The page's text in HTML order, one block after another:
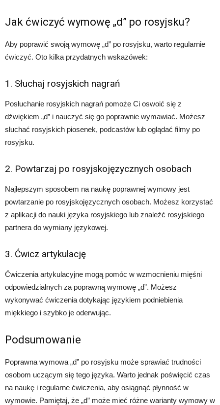
Jak ćwiczyć wymowę „d” po rosyjsku?
Aby poprawić swoją wymowę „d” po rosyjsku, warto regularnie
ćwiczyć. Oto kilka przydatnych wskazówek:
1. Słuchaj rosyjskich nagrań
Posłuchanie rosyjskich nagrań pomoże Ci oswoić się z
dźwiękiem „d” i nauczyć się go poprawnie wymawiać. Możesz
słuchać rosyjskich piosenek, podcastów lub oglądać filmy po
rosyjsku.
2. Powtarzaj po rosyjskojęzycznych osobach
Najlepszym sposobem na naukę poprawnej wymowy jest
powtarzanie po rosyjskojęzycznych osobach. Możesz korzystać
z aplikacji do nauki języka rosyjskiego lub znaleźć rosyjskiego
partnera do wymiany językowej.
3. Ćwicz artykulację
Ćwiczenia artykulacyjne mogą pomóc w wzmocnieniu mięśni
odpowiedzialnych za poprawną wymowę „d”. Możesz
wykonywać ćwiczenia dotykając językiem podniebienia
miękkiego i szybko je oderwując.
Podsumowanie
Poprawna wymowa „d” po rosyjsku może sprawiać trudności
osobom uczącym się tego języka. Warto jednak poświęcić czas
na naukę i regularne ćwiczenia, aby osiągnąć płynność w
wymowie. Pamiętaj, że „d” może mieć różne warianty wymowy w